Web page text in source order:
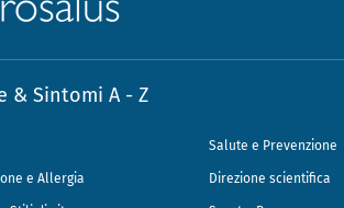
& Sintomi A - Z
Salute e Prevenzione
e Allergia Direzione scientifica